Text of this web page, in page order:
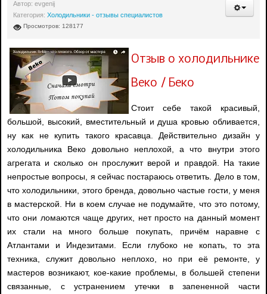
Автор: evgenij
Категория: Холодильники - отзывы специалистов
Просмотров: 128177
Отзыв о холодильнике
Веко / Беко
Стоит себе такой красивый,
большой, высокий, вместительный и душа кровью обливается,
ну как не купить такого красавца. Действительно дизайн у
холодильника Веко довольно неплохой, а что внутри этого
агрегата и сколько он прослужит верой и правдой. На такие
непростые вопросы, я сейчас постараюсь ответить. Дело в том,
что холодильники, этого бренда, довольно частые гости, у меня
в мастерской. Ни в коем случае не подумайте, что это потому,
что они ломаются чаще других, нет просто на данный момент
их стали на много больше покупать, причём наравне с
Атлантами и Индезитами. Если глубоко не копать, то эта
техника, служит довольно неплохо, но при её ремонте, у
мастеров возникают, кое-какие проблемы, в большей степени
связанные, с устранением утечки в запененной части